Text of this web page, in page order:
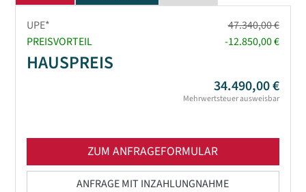
UPE*
47.340,00 €
PREISVORTEIL
-12.850,00 €
HAUSPREIS
34.490,00 €
Mehrwertsteuer ausweisbar
ZUM ANFRAGEFORMULAR
ANFRAGE MIT INZAHLUNGNAHME